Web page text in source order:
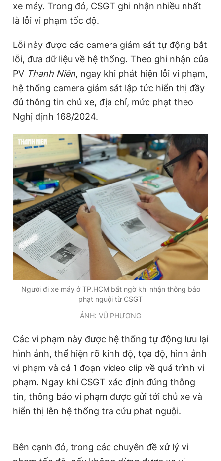
xe máy. Trong đó, CSGT ghi nhận nhiều nhất
là lỗi vi phạm tốc độ.
Lỗi này được các camera giám sát tự động bắt
lỗi, đưa dữ liệu về hệ thống. Theo ghi nhận của
PV Thanh Niên, ngay khi phát hiện lỗi vi phạm,
hệ thống camera giám sát lập tức hiển thị đầy
đủ thông tin chủ xe, địa chỉ, mức phạt theo
Nghị định 168/2024.
Người đi xe máy ở TP.HCM bất ngờ khi nhận thông báo
phạt nguội từ CSGT
ẢNH: VŨ PHƯỢNG
Các vi phạm này được hệ thống tự động lưu lại
hình ảnh, thể hiện rõ kinh độ, tọa độ, hình ảnh
vi phạm và cả 1 đoạn video clip về quá trình vi
phạm. Ngay khi CSGT xác định đúng thông
tin, thông báo vi phạm được gửi tới chủ xe và
hiển thị lên hệ thống tra cứu phạt nguội.
Bên cạnh đó, trong các chuyên đề xử lý vi